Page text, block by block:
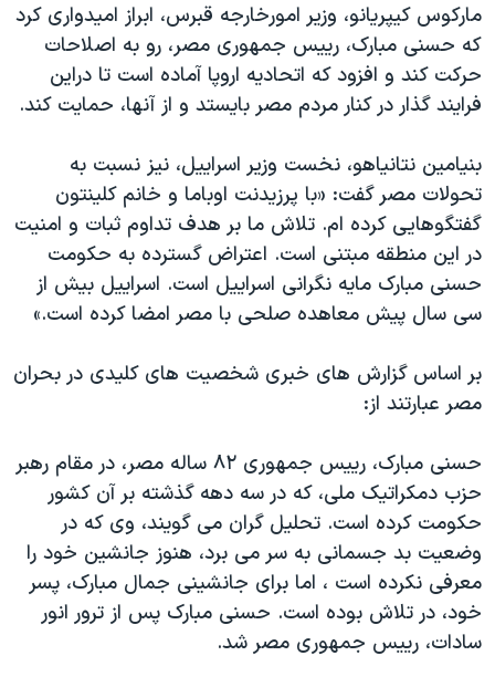
مارکوس کيپريانو، وزير امورخارجه قبرس، ابراز اميدواری کرد
که حسنی مبارک، رييس جمهوری مصر، رو به اصلاحات
حرکت کند و افزود که اتحاديه اروپا آماده است تا دراين
فرايند گذار در کنار مردم مصر بايستد و از آنها، حمايت کند.
بنيامين نتانياهو، نخست وزير اسراييل، نيز نسبت به
تحولات مصر گفت: «با پرزيدنت اوباما و خانم کلينتون
گفتگوهايی کرده ام. تلاش ما بر هدف تداوم ثبات و امنيت
در اين منطقه مبتنی است. اعتراض گسترده به حکومت
حسنی مبارک مايه نگرانی اسراييل است. اسراييل بيش از
سی سال پيش معاهده صلحی با مصر امضا کرده است.»
بر اساس گزارش های خبری شخصيت های کليدی در بحران
مصر عبارتند از:
حسنی مبارک، رييس جمهوری ۸۲ ساله مصر، در مقام رهبر
حزب دمکراتيک ملی، که در سه دهه گذشته بر آن کشور
حکومت کرده است. تحليل گران می گويند، وی که در
وضعيت بد جسمانی به سر می برد، هنوز جانشين خود را
معرفی نکرده است ، اما برای جانشينی جمال مبارک، پسر
خود، در تلاش بوده است. حسنی مبارک پس از ترور انور
سادات، رييس جمهوری مصر شد.